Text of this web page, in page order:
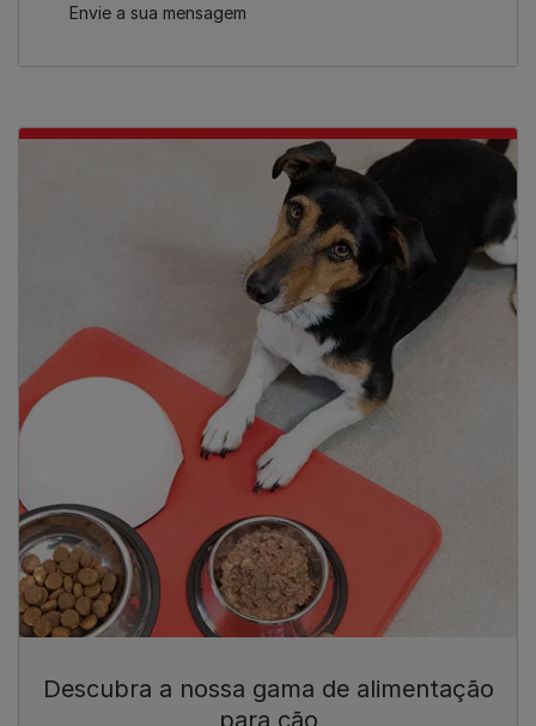
Envie a sua mensagem
Descubra a nossa gama de alimentação
para cão